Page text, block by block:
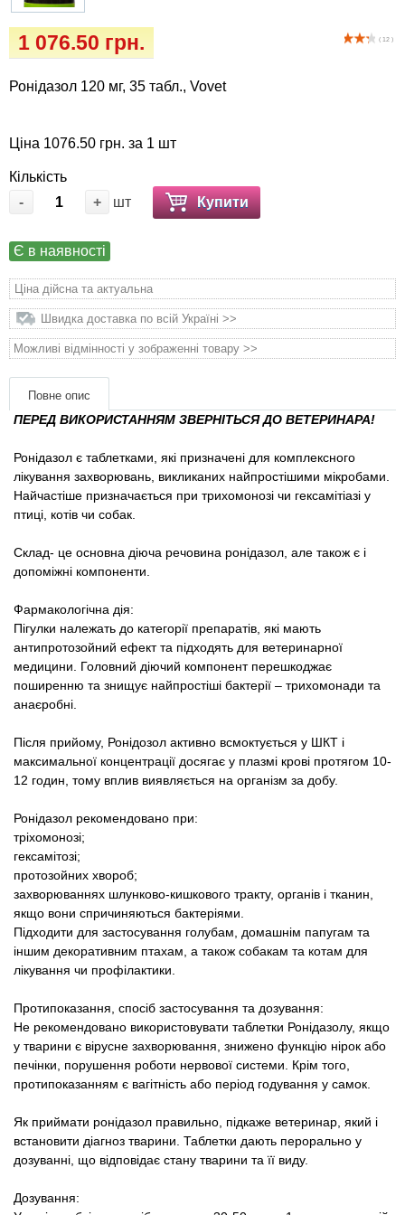
( 12 )
1 076.50 грн.
Ронідазол 120 мг, 35 табл., Vovet
Ціна 1076.50 грн. за 1 шт
Кількість
-
+ шт Купити
Є в наявності
Ціна дійсна та актуальна
Швидка доставка по всій Україні >>
Можливі відмінності у зображенні товару >>
Повне опис
ПЕРЕД ВИКОРИСТАННЯМ ЗВЕРНІТЬСЯ ДО ВЕТЕРИНАРА!
Ронідазол є таблетками, які призначені для комплексного
лікування захворювань, викликаних найпростішими мікробами.
Найчастіше призначається при трихомонозі чи гексамітіазі у
птиці, котів чи собак.
Склад- це основна діюча речовина ронідазол, але також є і
допоміжні компоненти.
Фармакологічна дія:
Пігулки належать до категорії препаратів, які мають
антипротозойний ефект та підходять для ветеринарної
медицини. Головний діючий компонент перешкоджає
поширенню та знищує найпростіші бактерії – трихомонади та
анаєробні.
Після прийому, Ронідозол активно всмоктується у ШКТ і
максимальної концентрації досягає у плазмі крові протягом 10-
12 годин, тому вплив виявляється на організм за добу.
Ронідазол рекомендовано при:
тріхомонозі;
гексамітозі;
протозойних хвороб;
захворюваннях шлунково-кишкового тракту, органів і тканин,
якщо вони спричиняються бактеріями.
Підходити для застосування голубам, домашнім папугам та
іншим декоративним птахам, а також собакам та котам для
лікування чи профілактики.
Протипоказання, спосіб застосування та дозування:
Не рекомендовано використовувати таблетки Ронідазолу, якщо
у тварини є вірусне захворювання, знижено функцію нірок або
печінки, порушення роботи нервової системи. Крім того,
протипоказанням є вагітність або період годування у самок.
Як приймати ронідазол правильно, підкаже ветеринар, який і
встановити діагноз тварини. Таблетки дають перорально у
дозуванні, що відповідає стану тварини та її виду.
Дозування:
Ласощі та корми
собак
Лежаки, будиночки, охолоджуючи
Одяг та взуття
Перенесення, сумки, клітини
Післяопераційні засоби та витратні
матеріали
Товари для голубів
Товари для гризунів
Товари для коней
Товари для людей
Популярні зоотоварі
Архів / Знято з виробництва